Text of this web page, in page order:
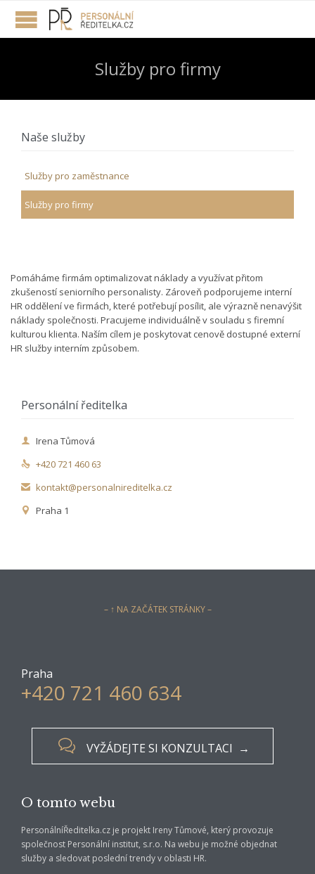
Služby pro firmy
Naše služby
Služby pro zaměstnance
Služby pro firmy
Pomáháme firmám optimalizovat náklady a využívat přitom
zkušeností seniorního personalisty. Zároveň podporujeme interní
HR oddělení ve firmách, které potřebují posílit, ale výrazně nenavýšit
náklady společnosti. Pracujeme individuálně v souladu s firemní
kulturou klienta. Naším cílem je poskytovat cenově dostupné externí
HR služby interním způsobem.
Personální ředitelka
 Irena Tůmová
 +420 721 460 63
 kontakt@personalnireditelka.cz
 Praha 1
– ↑ NA ZAČÁTEK STRÁNKY –
Praha
+420 721 460 634
 VYŽÁDEJTE SI KONZULTACI →
O tomto webu
PersonálníŘeditelka.cz je projekt Ireny Tůmové, který provozuje
společnost Personální institut, s.r.o. Na webu je možné objednat
služby a sledovat poslední trendy v oblasti HR.